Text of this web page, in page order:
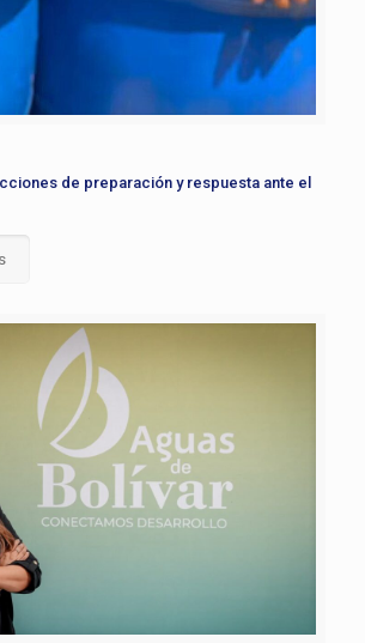
de preparación y respuesta ante el